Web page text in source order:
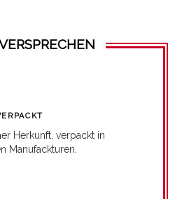
Herkunft, verpackt in
Manufackturen.